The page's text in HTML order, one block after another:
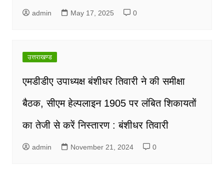
admin May 17, 2025 0
उत्तराखण्ड
एमडीडीए उपाध्यक्ष बंशीधर तिवारी ने की समीक्षा
बैठक, सीएम हेल्पलाइन 1905 पर लंबित शिकायतों
का तेजी से करें निस्तारण : बंशीधर तिवारी
admin November 21, 2024 0